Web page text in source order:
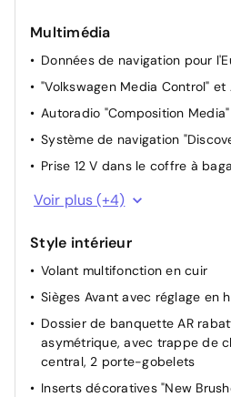
Miroirs de courtoisie éclairés
Dispositif start/stop de mise
récupération de l'énergie au
Appuis lombaires à l'avant
Système de protection
combinaison avec "Front Assist"
Multimédia
Données de navigation pour
"Volkswagen Media Control"
Autoradio "Composition Media"
Système de navigation
Prise 12 V dans le coffre à
8 haut-parleurs
Net ou système de navigation
Car-Net "Guide & Inform"
Interface USB également pour
prise multimédia AUX-IN
Voir plus (+4)
Style intérieur
Volant multifonction en cuir
Sièges Avant avec réglage en
Dossier de banquette AR
asymétrique, avec trappe de
central, 2 porte-gobelets
Inserts décoratives "New